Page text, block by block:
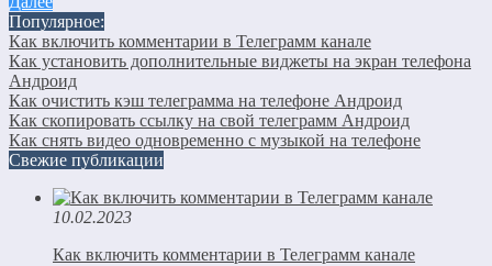
Популярное:
Как включить комментарии в Телеграмм канале
Как установить дополнительные виджеты на экран телефона
Андроид
Как очистить кэш телеграмма на телефоне Андроид
Как скопировать ссылку на свой телеграмм Андроид
Как снять видео одновременно с музыкой на телефоне
Свежие публикации
10.02.2023
Как включить комментарии в Телеграмм канале